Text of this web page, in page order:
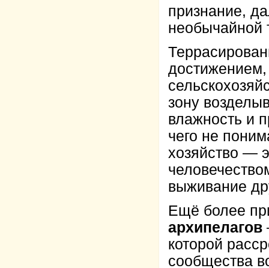
признание,
необычайной
зону
влажность и
чего не
хозяйство —
выживание
Ещё более
архипелагов
которой
сообщества